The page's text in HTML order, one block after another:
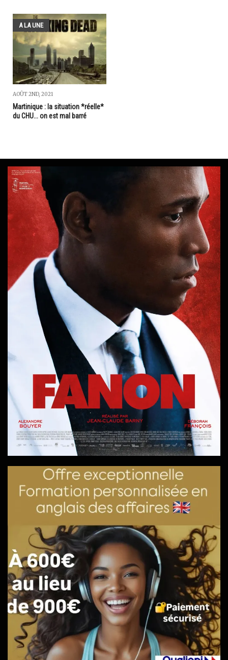
A LA UNE
AOÛT 2ND, 2021
Martinique : la situation *réelle*
du CHU... on est mal barré